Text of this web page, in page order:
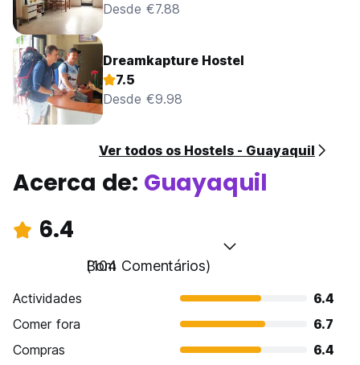
Desde €7.88
Dreamkapture Hostel
7.5
Desde €9.98
Ver todos os Hostels - Guayaquil
Acerca de: Guayaquil
6.4
Bom
(104 Comentários)
Actividades
6.4
Comer fora
6.7
Compras
6.4